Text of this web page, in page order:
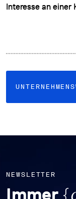
Interesse an einer
NEWSLETTER
Immer {